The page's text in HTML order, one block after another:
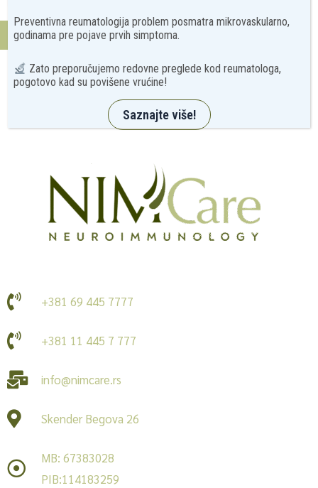
Kontakt
+381 69 445 7777
+381 11 445 7 777
info@nimcare.rs
Skender Begova 26
MB: 67383028
PIB:114183259
Preventivna reumatologija problem posmatra mikrovaskularno,
godinama pre pojave prvih simptoma.
Zato preporučujemo redovne preglede kod reumatologa,
pogotovo kad su povišene vrućine!
Saznajte više!